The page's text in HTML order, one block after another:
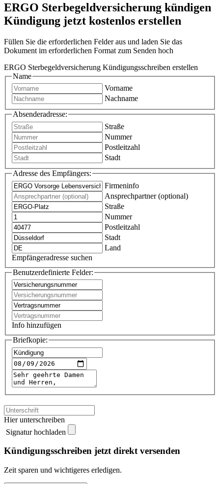
ERGO Sterbegeldversicherung kündigen
Kündigung jetzt kostenlos erstellen
Füllen Sie die erforderlichen Felder aus und laden Sie das
Dokument im erforderlichen Format zum Senden hoch
ERGO Sterbegeldversicherung Kündigungsschreiben erstellen
Name
Vorname
Nachname
Absenderadresse:
Straße
Nummer
Postleitzahl
Stadt
Adresse des Empfängers:
Firmeninfo
Ansprechpartner (optional)
Straße
Nummer
Postleitzahl
Stadt
Land
Empfängeradresse suchen
Benutzerdefinierte Felder:
Info hinzufügen
Briefkopie:
Hier unterschreiben
Signatur hochladen
Kündigungsschreiben jetzt direkt versenden
Zeit sparen und wichtigeres erledigen.